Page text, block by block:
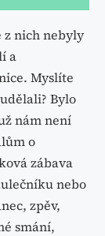
z nich nebyly
a
Myslíte
Bylo
nám není
o
zábava
nebo
zpěv,
smání,